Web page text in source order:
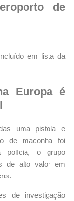
de
Europa é
uma pistola e
de maconha foi
polícia, o grupo
de alto valor em
de investigação